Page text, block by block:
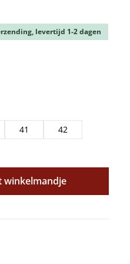
levertijd 1-2 dagen
41
42
gewenste
winkelmandje